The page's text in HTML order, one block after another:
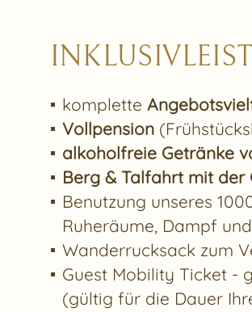
komplette
Vollpension
alkoholfreie Getränke
Berg & Talfahrt mit der
Benutzung unseres
Ruheräume, Dampf
Wanderrucksack zum
Guest Mobility Ticket -
(gültig für die Dauer